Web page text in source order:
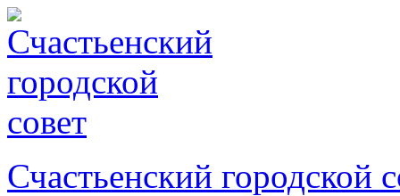
Счастьенский городской